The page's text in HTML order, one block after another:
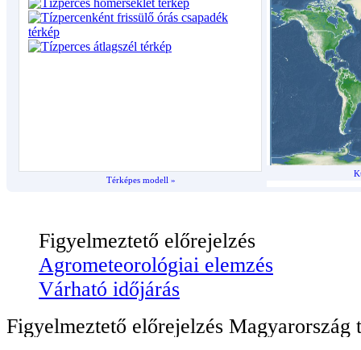
Térképes modell »